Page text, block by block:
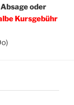
oder
Kursgebühr